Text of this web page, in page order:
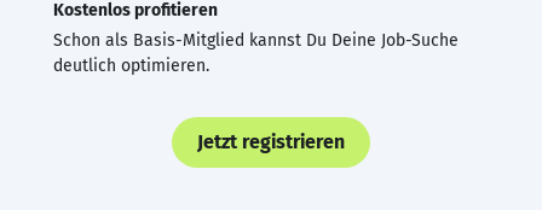
Kostenlos profitieren
Schon als Basis-Mitglied kannst Du Deine Job-Suche
deutlich optimieren.
Jetzt registrieren